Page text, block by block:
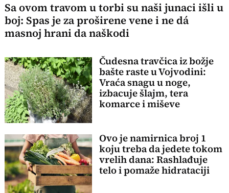
Sa ovom travom u torbi su naši junaci išli u
boj: Spas je za proširene vene i ne dá
masnoj hrani da naškodi
Čudesna travčica iz božje
bašte raste u Vojvodini:
Vraća snagu u noge,
izbacuje šlajm, tera
komarce i miševe
Ovo je namirnica broj 1
koju treba da jedete tokom
vrelih dana: Rashlađuje
telo i pomaže hidrataciji